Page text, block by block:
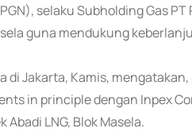
selaku Subholding Gas
guna mendukung
Jakarta, Kamis,
in principle dengan Inpex
LNG, Blok Masela.